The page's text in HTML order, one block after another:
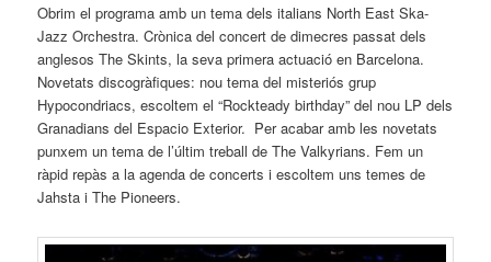
Obrim el programa amb un tema dels italians North East Ska-
Jazz Orchestra. Crònica del concert de dimecres passat dels
anglesos The Skints, la seva primera actuació en Barcelona.
Novetats discogràfiques: nou tema del misteriós grup
Hypocondriacs, escoltem el “Rockteady birthday” del nou LP dels
Granadians del Espacio Exterior. Per acabar amb les novetats
punxem un tema de l’últim treball de The Valkyrians. Fem un
ràpid repàs a la agenda de concerts i escoltem uns temes de
Jahsta i The Pioneers.